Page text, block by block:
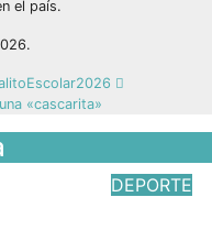
el país.
«cascarita»
DEPORTE